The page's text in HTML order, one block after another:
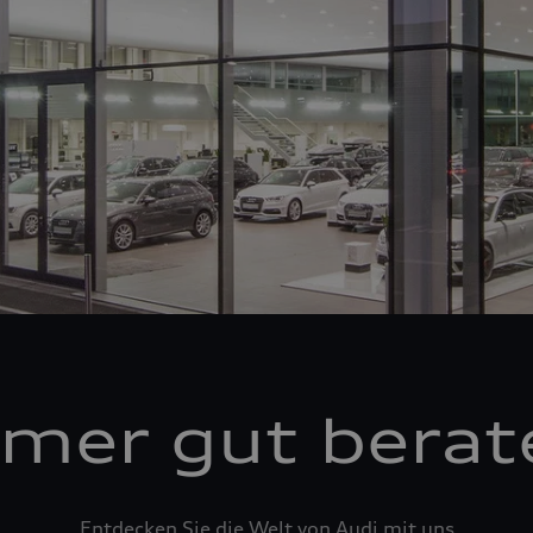
gut
Entdecken Sie die Welt von Audi mit uns